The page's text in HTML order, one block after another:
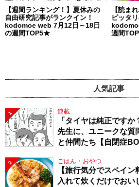
【週間ランキング！】夏休みの
自由研究記事がランクイン！
kodomoe web 7月12日～18日
の週間TOP5★
【読ま
ピッタ
週間
人気記事
1 連載
「タイヤは純正です
先生に、ユニークな質
と仲間たち【自閉症
2 ごはん・おやつ
【旅行気分でスペイ
入れて炊くだけでおい